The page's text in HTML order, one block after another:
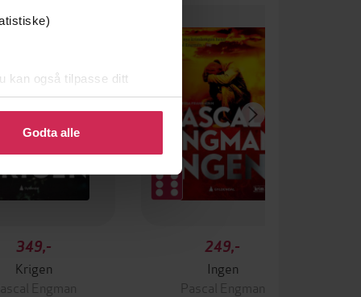
kan også tilpasse ditt
eller endre ditt samtykke.
Godta alle
349,-
Krigen
Engman
249,-
Ingen
Pascal Engman